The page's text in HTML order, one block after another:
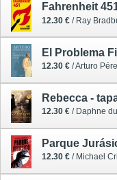
Fahrenheit
12.30 € / Ray
El Problema
12.30 € / Arturo
Rebecca -
12.30 € / Daphne
Parque
12.30 € / Michael